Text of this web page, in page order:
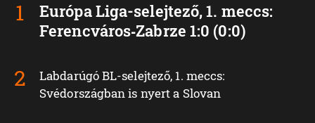
Európa Liga-selejtező, 1. meccs:
Ferencváros‑Zabrze 1:0 (0:0)
Labdarúgó BL-selejtező, 1. meccs:
Svédországban is nyert a Slovan